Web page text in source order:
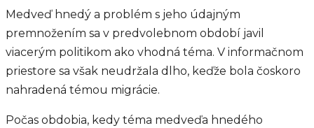
Medveď hnedý a problém s jeho údajným
premnožením sa v predvolebnom období javil
viacerým politikom ako vhodná téma. V informačnom
priestore sa však neudržala dlho, keďže bola čoskoro
nahradená témou migrácie.
Počas obdobia, kedy téma medveďa hnedého